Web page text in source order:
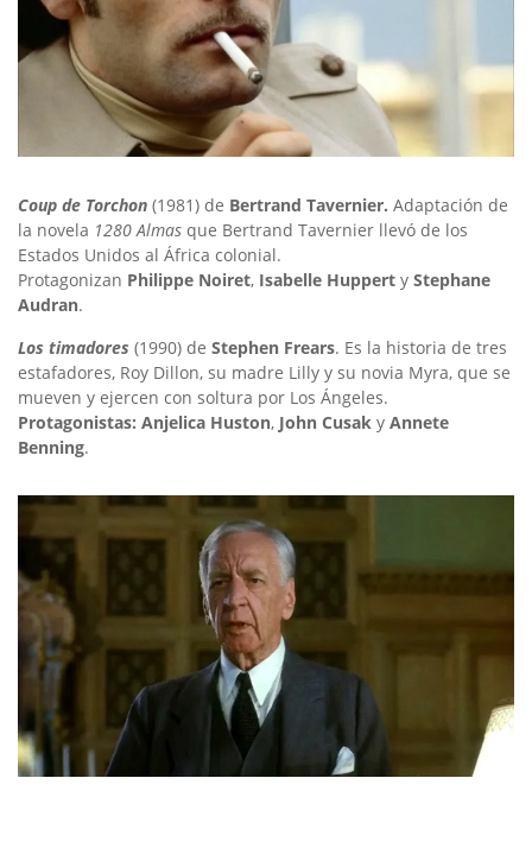
Coup de Torchon (1981) de Bertrand Tavernier. Adaptación de
la novela 1280 Almas que Bertrand Tavernier llevó de los
Estados Unidos al África colonial.
Protagonizan Philippe Noiret, Isabelle Huppert y Stephane
Audran.
Los timadores (1990) de Stephen Frears. Es la historia de tres
estafadores, Roy Dillon, su madre Lilly y su novia Myra, que se
mueven y ejercen con soltura por Los Ángeles.
Protagonistas: Anjelica Huston, John Cusak y Annete
Benning.